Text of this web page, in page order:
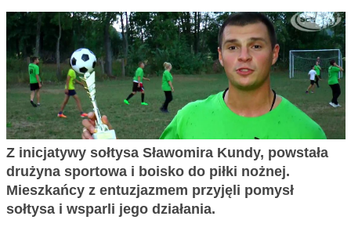
Z inicjatywy sołtysa Sławomira Kundy, powstała
drużyna sportowa i boisko do piłki nożnej.
Mieszkańcy z entuzjazmem przyjęli pomysł
sołtysa i wsparli jego działania.